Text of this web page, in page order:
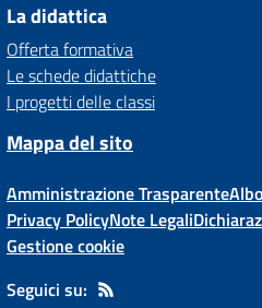
La didattica
Offerta formativa
Le schede didattiche
I progetti delle classi
Mappa del sito
Amministrazione Trasparente
Privacy PolicyNote Legali
Gestione cookie
Seguici su: